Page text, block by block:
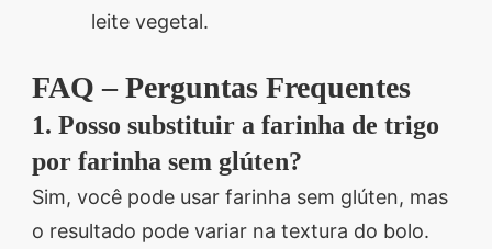
leite vegetal.
FAQ – Perguntas Frequentes
1. Posso substituir a farinha de trigo
por farinha sem glúten?
Sim, você pode usar farinha sem glúten, mas
o resultado pode variar na textura do bolo.